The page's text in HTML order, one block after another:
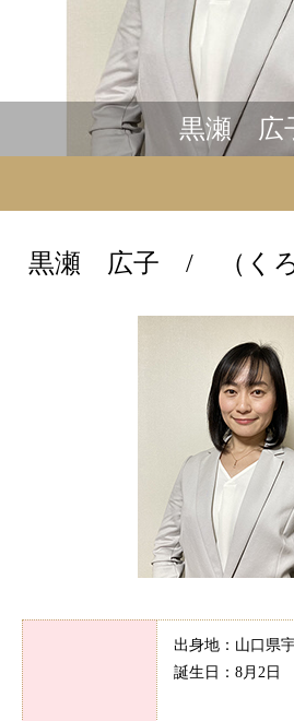
黒瀬 広
黒瀬 広子 / （くろ
出身地：山口
誕生日：8